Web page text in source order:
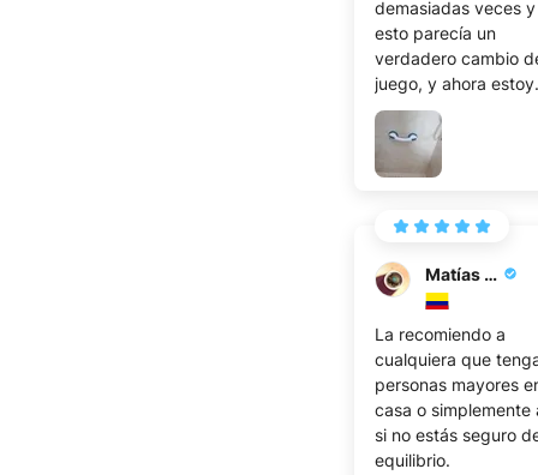
demasiadas veces y
esto parecía un
verdadero cambio
juego, y ahora estoy
seguro de ello,
salir más seguro y
preocuparse si me
resbala o se cae
Matías B.
La recomiendo a
cualquiera que
personas mayores
casa o simplemente
si no estás seguro
equilibrio.